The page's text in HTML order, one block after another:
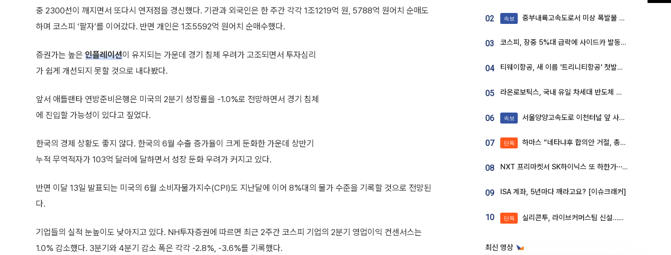
중 2300선이 깨지면서 또다시 연저점을 경신했다. 기관과 외국인은 한 주간 각각 1조1219억 원, 5788억 원어치 순매도
하며 코스피 ‘팔자’를 이어갔다. 반면 개인은 1조5592억 원어치 순매수했다.
증권가는 높은 인플레이션이 유지되는 가운데 경기 침체 우려가 고조되면서 투자심리
가 쉽게 개선되지 못할 것으로 내다봤다.
앞서 애틀랜타 연방준비은행은 미국의 2분기 성장률을 -1.0%로 전망하면서 경기 침체
에 진입할 가능성이 있다고 짚었다.
한국의 경제 상황도 좋지 않다. 한국의 6월 수출 증가율이 크게 둔화한 가운데 상반기
누적 무역적자가 103억 달러에 달하면서 성장 둔화 우려가 커지고 있다.
반면 이달 13일 발표되는 미국의 6월 소비자물가지수(CPI)도 지난달에 이어 8%대의 물가 수준을 기록할 것으로 전망된
다.
기업들의 실적 눈높이도 낮아지고 있다. NH투자증권에 따르면 최근 2주간 코스피 기업의 2분기 영업이익 컨센서스는
1.0% 감소했다. 3분기와 4분기 감소 폭은 각각 -2.8%, -3.6%를 기록했다.
02 속보 중부내륙고속도로서 미상 폭발물 발견
03 코스피, 장중 5%대 급락에 사이드카 발동…삼성·SK 동반 폭락
04 티웨이항공, 새 이름 '트리니티항공' 첫발…SSC 전략 본격화
05 라온로보틱스, 국내 유일 차세대 반도체 공정 로봇 개발 ‘고객사 테스트 진행’
06 속보 서울양양고속도로 이천터널 앞 사고 발생
07 단독 하마스 “네타냐후 합의안 거절, 총선 앞두고 시간 끌기”
08 NXT 프리마켓서 SK하이닉스 또 하한가⋯‘11주 거래’에 시초가 왜곡
09 ISA 계좌, 5년마다 깨라고요? [이슈크래커]
10 단독 실리콘투, 라이브커머스팀 신설…K뷰티 ‘글로벌 판매망’ 확대[K뷰티 라방戰]
최신 영상